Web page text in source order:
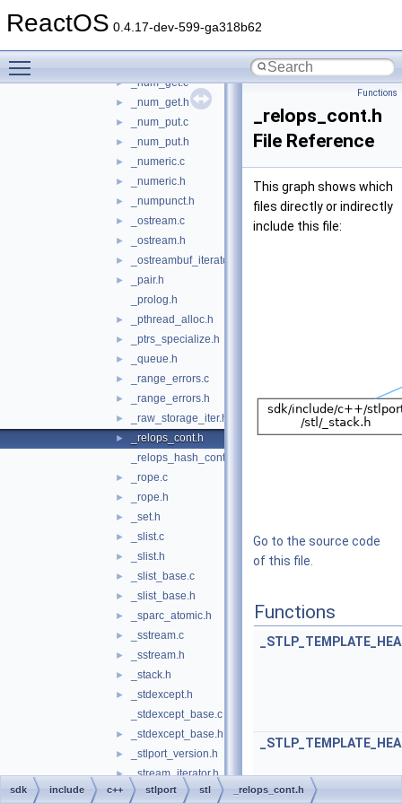
ReactOS 0.4.17-dev-599-ga318b62
► _monetary.h
► _num_get.c
► _num_get.h
► _num_put.c
► _num_put.h
► _numeric.c
► _numeric.h
► _numpunct.h
► _ostream.c
► _ostream.h
► _ostreambuf_iterator.h
►
_pair.h
_prolog.h
► _pthread_alloc.h
► _ptrs_specialize.h
► _queue.h
► _range_errors.c
► _range_errors.h
► _raw_storage_iter.h
►
_relops_cont.h
_relops_hash_cont.h
► _rope.c
► _rope.h
► _set.h
► _slist.c
► _slist.h
► _slist_base.c
► _slist_base.h
► _sparc_atomic.h
► _sstream.c
► _sstream.h
► _stack.h
►
_stdexcept.h
_stdexcept_base.c
► _stdexcept_base.h
► _stlport_version.h
► _stream_iterator.h
► _streambuf.c
Functions
_relops_cont.h
File Reference
This graph shows which
files directly or indirectly
include this file:
Go to the source code
of this file.
Functions
sdk include c++ stlport stl _relops_cont.h